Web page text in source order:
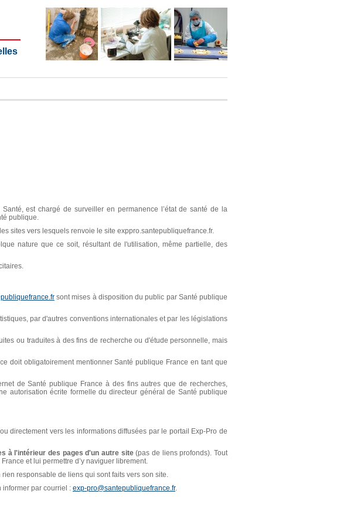
est chargé de surveiller en permanence l’état de santé de la
publique.
sites vers lesquels renvoie le site exppro.santepubliquefrance.fr.
nature que ce soit, résultant de l'utilisation, même partielle, des
sont mises à disposition du public par Santé publique
par d'autres conventions internationales et par les législations
ou traduites à des fins de recherche ou d'étude personnelle, mais
doit obligatoirement mentionner Santé publique France en tant que
de Santé publique France à des fins autres que de recherches,
autorisation écrite formelle du directeur général de Santé publique
directement vers les informations diffusées par le portail Exp-Pro de
à l'intérieur des pages d'un autre site(pas de liens profonds). Tout
et lui permettre d’y naviguer librement.
responsable de liens qui sont faits vers son site.
informer par courriel : exp-pro@santepubliquefrance.fr.